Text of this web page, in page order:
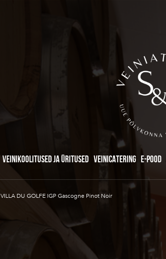
VEINIKOOLITUSED JA ÜRITUSED VEINICATERING E-POOD
VILLA DU GOLFE IGP Gascogne Pinot Noir